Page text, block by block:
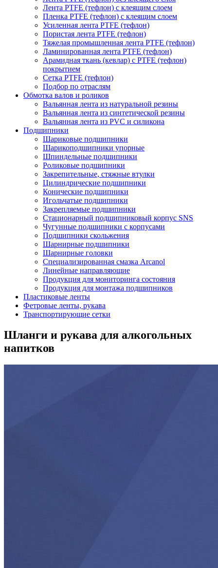
Лента PTFE (тефлон) с клеящим слоем
Пленка PTFE (тефлон) с клеящим слоем
Усиленная лента PTFE (тефлон)
Пористая лента PTFE (тефлон)
Тяжелая промышленная лента PTFE (тефлон)
Ламинированная лента PTFE (тефлон)
Арамидная ткань (кевлар) с PTFE (тефлон)
покрытием
Сетка PTFE (тефлон)
Подбор по отраслям
Обмотка валов и роликов
Вальянная лента из натуральной резины
Вальянная лента из синтетической резины
Вальянная лента из PVC и силикона
Подшипники
Шариковые подшипники
Шарикоподшипники упорные
Шпиндельные подшипники
Роликовые подшипники
Закрепительные, стяжные втулки
Цилиндрические подшипники
Конические подшипники
Игольчатые подшипники
Закрепляемые подшипники
Стационарный подшипниковый корпус SNS
Чугунные подшипники с корпусами
Подшипники скольжения
Шарнирные подшипники
Шарнирные головки
Специализированная смазка Arcanol
Линейные направляющие
Продукция для мониторинга состояния
Продукция для монтажа подшипников
Пластиковые ленты
Фетровые ленты, рукава
Транспортирующие сетки
Шланги и рукава для алкогольных
напитков